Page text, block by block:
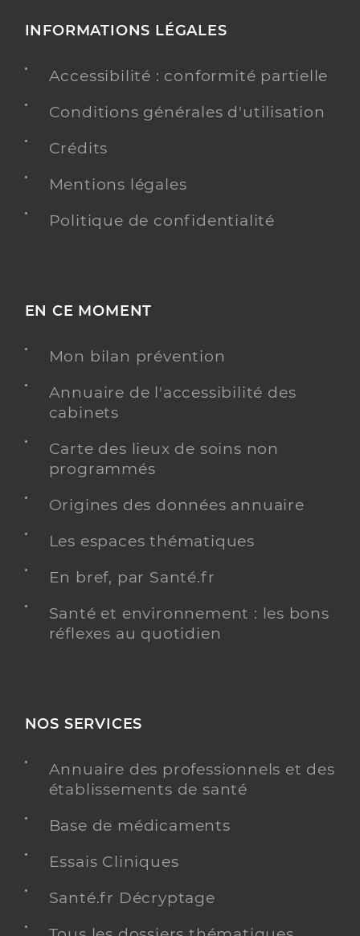
INFORMATIONS LÉGALES
Accessibilité : conformité partielle
Conditions générales d'utilisation
Crédits
Mentions légales
Politique de confidentialité
EN CE MOMENT
Mon bilan prévention
Annuaire de l'accessibilité des
cabinets
Carte des lieux de soins non
programmés
Origines des données annuaire
Les espaces thématiques
En bref, par Santé.fr
Santé et environnement : les bons
réflexes au quotidien
NOS SERVICES
Annuaire des professionnels et des
établissements de santé
Base de médicaments
Essais Cliniques
Santé.fr Décryptage